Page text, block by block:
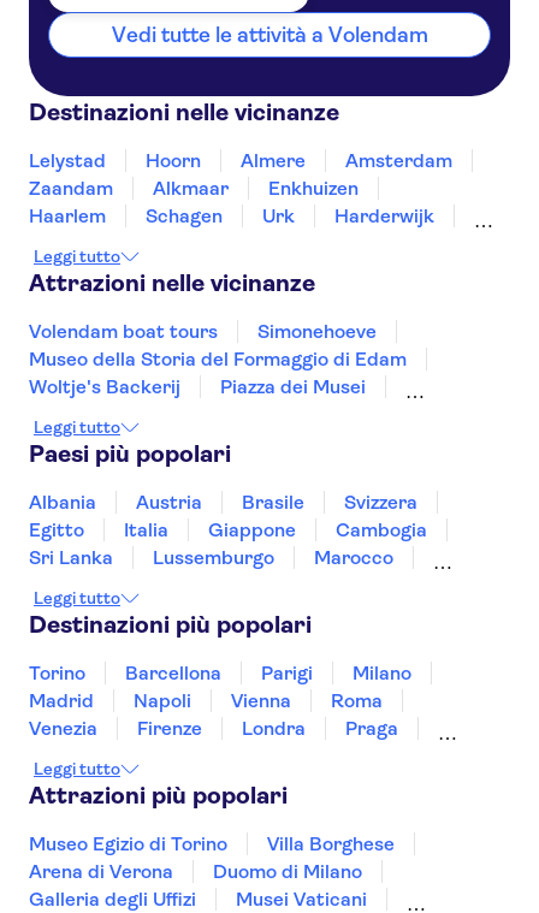
Vedi tutte le attività a Volendam
Destinazioni nelle vicinanze
Lelystad Hoorn Almere
Amsterdam
Zaandam
Alkmaar
Enkhuizen
Haarlem
Schagen Urk
Harderwijk
Leggi tutto
Attrazioni nelle vicinanze
Volendam boat tours
Simonehoeve
Museo della Storia del Formaggio di Edam
Woltje's Backerij
Piazza dei Musei
Crociera sui canali di Amsterdam
Moco Museum
Micropia
Casa Museo di Rembrandt
Heineken Experience
De Wallen Piazza Dam
Leggi tutto
Paesi più popolari
Albania Austria Brasile
Svizzera
Egitto
Italia Giappone
Cambogia
Sri Lanka
Lussemburgo
Marocco
Slovenia
Thailandia Tunisia
Vietnam
Leggi tutto
Destinazioni più popolari
Torino Barcellona Parigi
Milano
Madrid
Napoli Vienna
Roma
Venezia
Firenze Londra
Praga
Bologna
Malta Genova
Leggi tutto
Attrazioni più popolari
Museo Egizio di Torino
Villa Borghese
Arena di Verona
Duomo di Milano
Galleria degli Uffizi
Musei Vaticani